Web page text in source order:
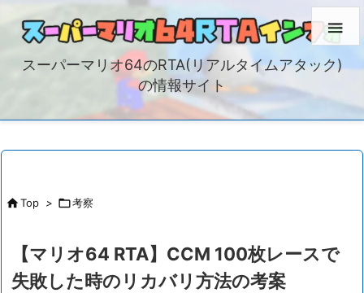
スーパーマリオ64のRTA(リアルタイムアタック)
の情報サイト

Top > 考察
【マリオ64 RTA】CCM 100枚レースで
失敗した時のリカバリ方法の考案